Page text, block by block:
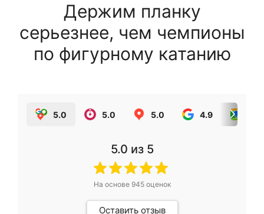
Держим планку
серьезнее, чем чемпионы
по фигурному катанию
5.0 5.0 5.0 4.9
5.0 из 5
На основе 945оценок
Оставить отзыв